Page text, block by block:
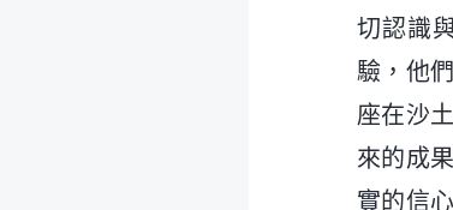
切認識
驗，他
座在沙
來的成
實的信